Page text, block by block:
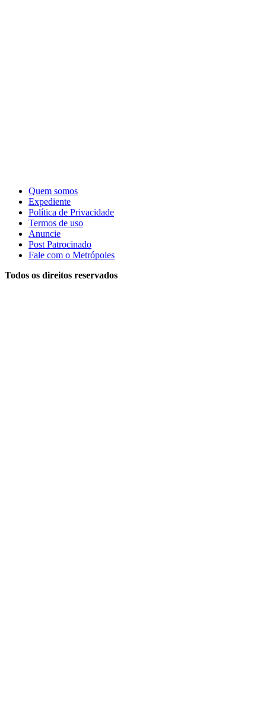
Quem somos
Expediente
Política de Privacidade
Termos de uso
Anuncie
Post Patrocinado
Fale com o Metrópoles
Todos os direitos reservados